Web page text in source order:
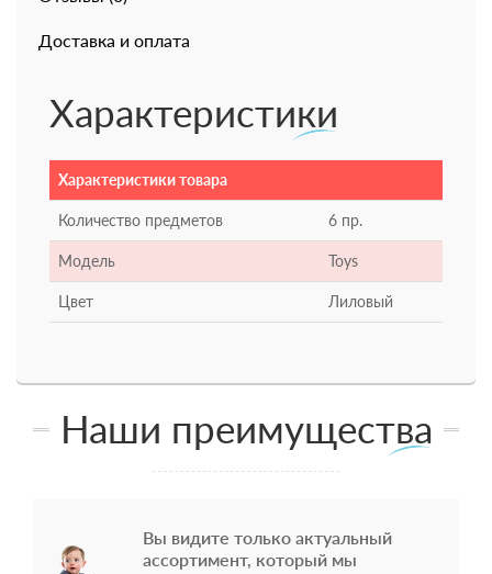
Доставка и оплата
Характеристики
Характеристики товара
Количество предметов 6 пр.
Модель Toys
Цвет Лиловый
Наши преимущества
Вы видите только актуальный
ассортимент, который мы